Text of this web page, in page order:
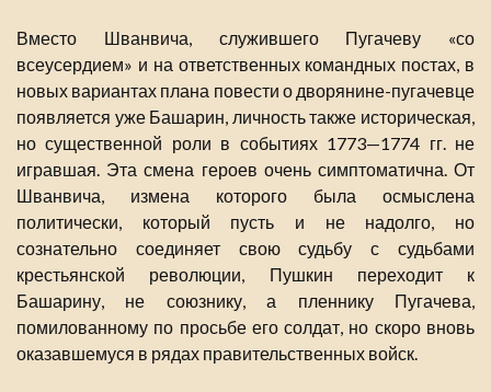
Вместо Шванвича, служившего Пугачеву «со
всеусердием» и на ответственных командных постах, в
новых вариантах плана повести о дворянине-пугачевце
появляется уже Башарин, личность также историческая,
но существенной роли в событиях 1773—1774 гг. не
игравшая. Эта смена героев очень симптоматична. От
Шванвича, измена которого была осмыслена
политически, который пусть и не надолго, но
сознательно соединяет свою судьбу с судьбами
крестьянской революции, Пушкин переходит к
Башарину, не союзнику, а пленнику Пугачева,
помилованному по просьбе его солдат, но скоро вновь
оказавшемуся в рядах правительственных войск.